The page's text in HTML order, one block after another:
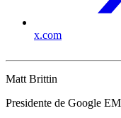
x.com
Matt Brittin
Presidente de Google